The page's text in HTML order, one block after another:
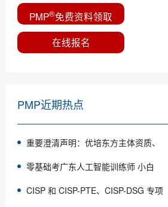
PMP®免费资料领取
在线报名
PMP近期热点
重要澄清声明：优培东方主体资质、
零基础考广东人工智能训练师 小白
CISP 和 CISP-PTE、CISP-DSG 专项